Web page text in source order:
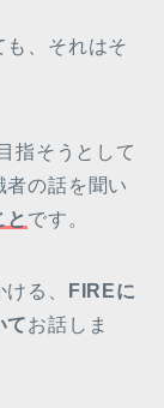
も、それはそ
指そうとして
者の話を聞い
と です。
る、
FIREに
てお話しま